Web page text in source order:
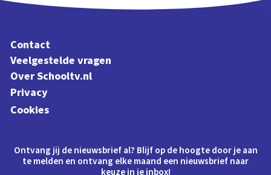
Contact
Veelgestelde vragen
Over Schooltv.nl
Privacy
Cookies
Ontvang jij de nieuwsbrief al? Blijf op de hoogte door je aan
te melden en ontvang elke maand een nieuwsbrief naar
keuze in je inbox!